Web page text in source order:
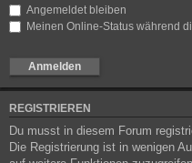
Angemeldet bleiben
Meinen Online-Status während
REGISTRIEREN
Du musst in diesem Forum
Die Registrierung ist in wenigen